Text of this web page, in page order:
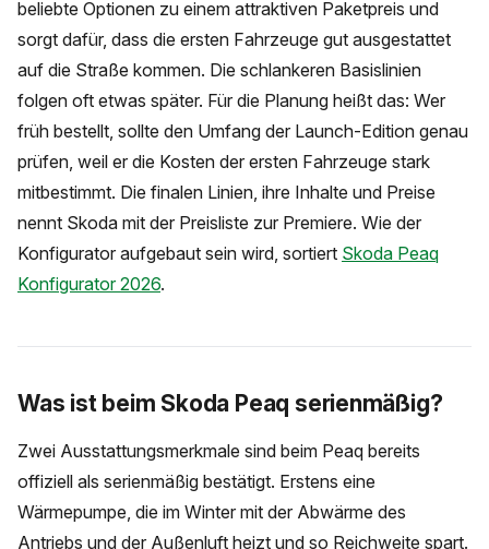
beliebte Optionen zu einem attraktiven Paketpreis und
sorgt dafür, dass die ersten Fahrzeuge gut ausgestattet
auf die Straße kommen. Die schlankeren Basislinien
folgen oft etwas später. Für die Planung heißt das: Wer
früh bestellt, sollte den Umfang der Launch-Edition genau
prüfen, weil er die Kosten der ersten Fahrzeuge stark
mitbestimmt. Die finalen Linien, ihre Inhalte und Preise
nennt Skoda mit der Preisliste zur Premiere. Wie der
Konfigurator aufgebaut sein wird, sortiert Skoda Peaq
Konfigurator 2026.
Was ist beim Skoda Peaq serienmäßig?
Zwei Ausstattungsmerkmale sind beim Peaq bereits
offiziell als serienmäßig bestätigt. Erstens eine
Wärmepumpe, die im Winter mit der Abwärme des
Antriebs und der Außenluft heizt und so Reichweite spart.